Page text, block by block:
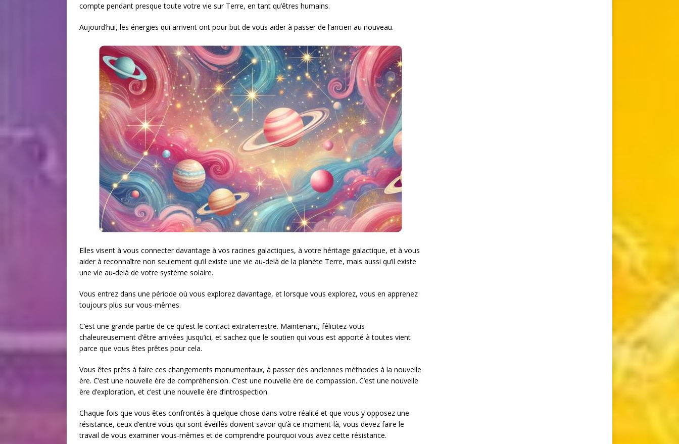
compte pendant presque toute votre vie sur Terre, en tant qu’êtres humains.
Aujourd’hui, les énergies qui arrivent ont pour but de vous aider à passer de l’ancien au nouveau.
Elles visent à vous connecter davantage à vos racines galactiques, à votre héritage galactique, et à vous
aider à reconnaître non seulement qu’il existe une vie au-delà de la planète Terre, mais aussi qu’il existe
une vie au-delà de votre système solaire.
Vous entrez dans une période où vous explorez davantage, et lorsque vous explorez, vous en apprenez
toujours plus sur vous-mêmes.
C’est une grande partie de ce qu’est le contact extraterrestre. Maintenant, félicitez-vous
chaleureusement d’être arrivées jusqu’ici, et sachez que le soutien qui vous est apporté à toutes vient
parce que vous êtes prêtes pour cela.
Vous êtes prêts à faire ces changements monumentaux, à passer des anciennes méthodes à la nouvelle
ère. C’est une nouvelle ère de compréhension. C’est une nouvelle ère de compassion. C’est une nouvelle
ère d’exploration, et c’est une nouvelle ère d’introspection.
Chaque fois que vous êtes confrontés à quelque chose dans votre réalité et que vous y opposez une
résistance, ceux d’entre vous qui sont éveillés doivent savoir qu’à ce moment-là, vous devez faire le
travail de vous examiner vous-mêmes et de comprendre pourquoi vous avez cette résistance.